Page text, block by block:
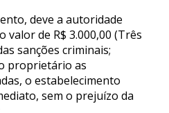
deve a autoridade
de R$ 3.000,00 (Três
sanções criminais;
proprietário as
o estabelecimento
sem o prejuízo da